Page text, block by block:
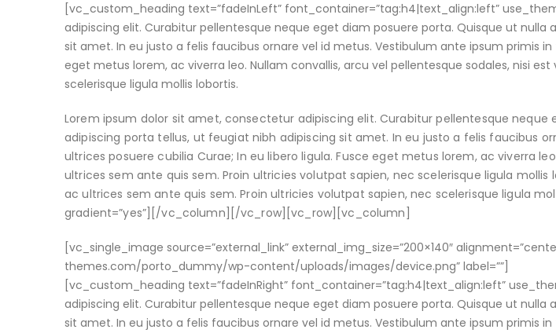
[vc_custom_heading text=”fadeInLeft” font_container=”tag:h4|text_align:left”
adipiscing elit. Curabitur pellentesque neque eget diam posuere porta. Quisque ut nulla
sit amet. In eu justo a felis faucibus ornare vel id metus. Vestibulum ante ipsum primis
eget metus lorem, ac viverra leo. Nullam convallis, arcu vel pellentesque sodales, nisi
scelerisque ligula mollis lobortis.
Lorem ipsum dolor sit amet, consectetur adipiscing elit. Curabitur pellentesque
adipiscing porta tellus, ut feugiat nibh adipiscing sit amet. In eu justo a felis faucibus
ultrices posuere cubilia Curae; In eu libero ligula. Fusce eget metus lorem, ac viverra
ultrices sem ante quis sem. Proin ultricies volutpat sapien, nec scelerisque ligula
ac ultrices sem ante quis sem. Proin ultricies volutpat sapien, nec scelerisque ligula
gradient=”yes”][/vc_column][/vc_row][vc_row][vc_column]
[vc_single_image source=”external_link” external_img_size=”200×140″
themes.com/porto_dummy/wp-content/uploads/images/device.png” label=””]
[vc_custom_heading text=”fadeInRight” font_container=”tag:h4|text_align:left”
adipiscing elit. Curabitur pellentesque neque eget diam posuere porta. Quisque ut nulla
sit amet. In eu justo a felis faucibus ornare vel id metus. Vestibulum ante ipsum primis